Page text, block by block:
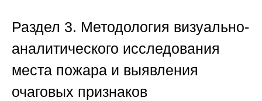
Раздел 3. Методология визуально-
аналитического исследования
места пожара и выявления
очаговых признаков